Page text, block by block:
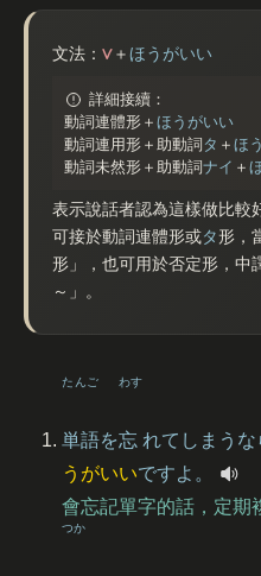
文法： V＋ほうがいい
詳細接續：
動詞連體形＋ ほうがいい
動詞連用形＋助動詞 タ ＋ ほ
動詞未然形＋助動詞ナイ ＋
表示說話者認為這樣做比較
可接於動詞連體形或タ形，
形」，也可用於否定形，中
～」。
単語
たんご
を忘
わす
れてしまうな
うがいいですよ。
會忘記單字的話，定期
つか